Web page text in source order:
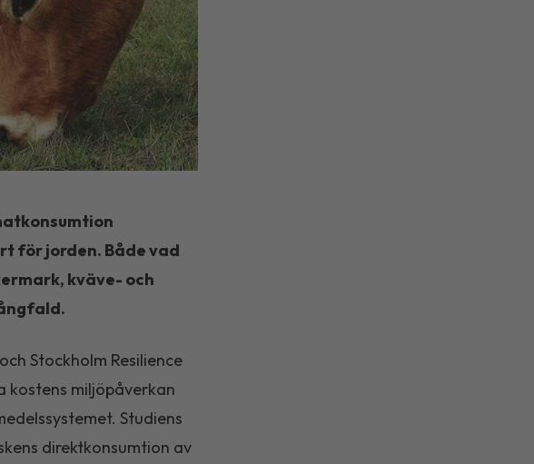
för jorden. Både vad
kväve- och
Stockholm Resilience
kostens miljöpåverkan
Studiens
direktkonsumtion av